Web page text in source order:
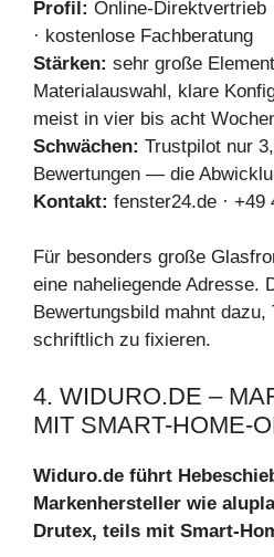
Profil: Online-Direktvertrieb
· kostenlose Fachberatung
Stärken: sehr große
Materialauswahl, klare
meist in vier bis acht
Schwächen: Trustpilot nur
Bewertungen — die
Kontakt: fenster24.de · +49
Für besonders große
eine naheliegende Adresse.
Bewertungsbild mahnt dazu,
schriftlich zu fixieren.
4. WIDURO.DE –
MIT SMART-HOME-
Widuro.de führt
Markenhersteller wie
Drutex, teils mit Smart-